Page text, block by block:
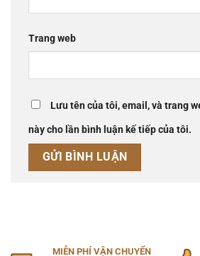
Trang web
Lưu tên của tôi, email, và trang
này cho lần bình luận kế tiếp của tôi.
MIỄN PHÍ VẬN CHUYỂN